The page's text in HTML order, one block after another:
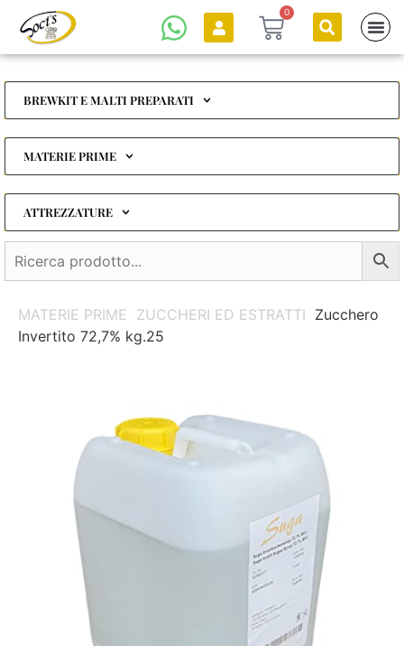
0
BREWKIT E MALTI PREPARATI
MATERIE PRIME
ATTREZZATURE
MATERIE PRIME ZUCCHERI ED ESTRATTI Zucchero
Invertito 72,7% kg.25